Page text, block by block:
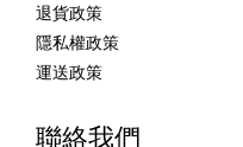
退貨政策
隱私權政策
運送政策
聯絡我們